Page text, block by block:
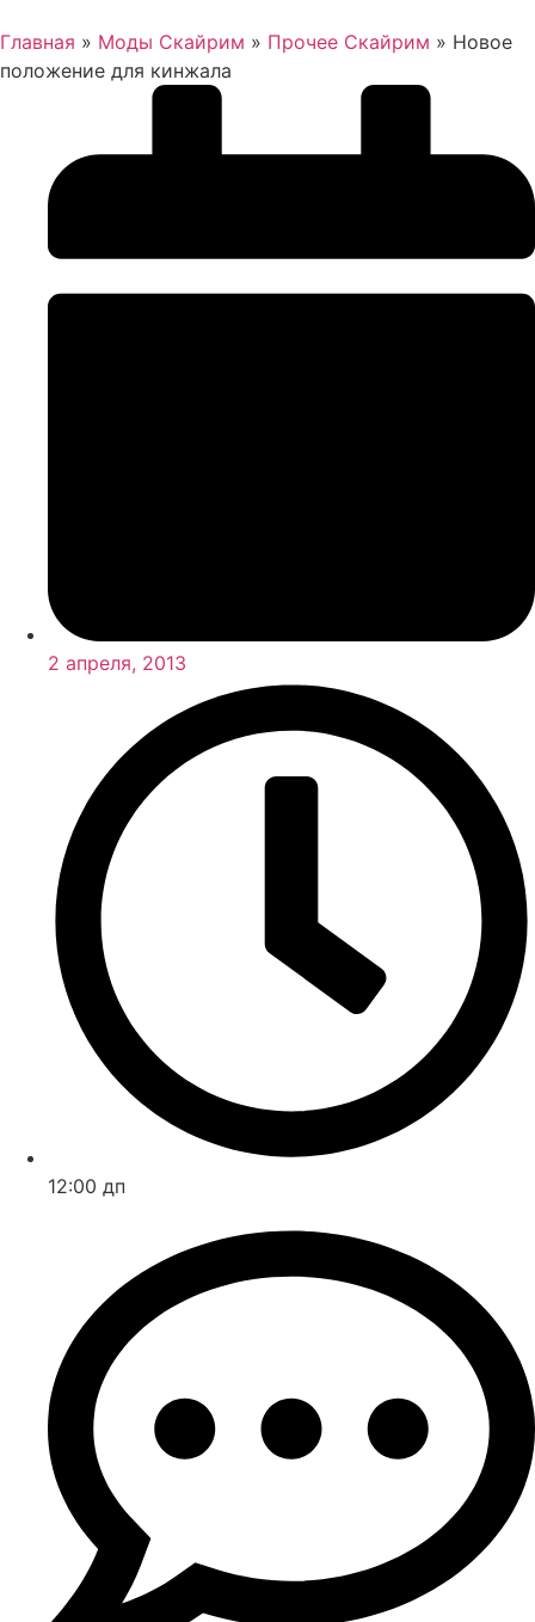
Главная » Моды Скайрим » Прочее Скайрим » Новое
положение для кинжала
2 апреля, 2013
12:00 дп